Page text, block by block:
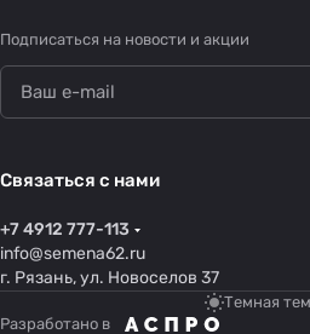
Подписаться на новости и акции
Связаться с нами
+7 4912 777-113
info@semena62.ru
г. Рязань, ул. Новоселов 37
Темная
Разработано в